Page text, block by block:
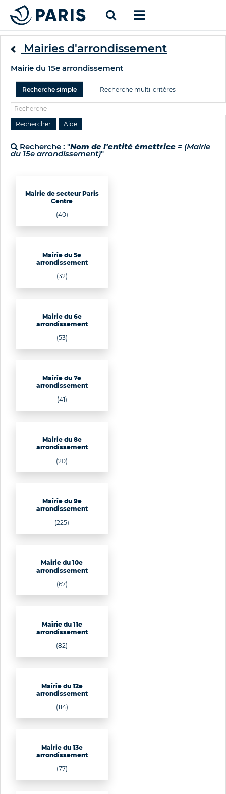
Mairies d'arrondissement
Mairie du 15e arrondissement
Recherche simple Recherche multi-critères
Recherche : "Nom de l'entité émettrice = (Mairie
du 15e arrondissement)"
Mairie de secteur Paris
Centre
(40)
Mairie du 5e
arrondissement
(32)
Mairie du 6e
arrondissement
(53)
Mairie du 7e
arrondissement
(41)
Mairie du 8e
arrondissement
(20)
Mairie du 9e
arrondissement
(225)
Mairie du 10e
arrondissement
(67)
Mairie du 11e
arrondissement
(82)
Mairie du 12e
arrondissement
(114)
Mairie du 13e
arrondissement
(77)